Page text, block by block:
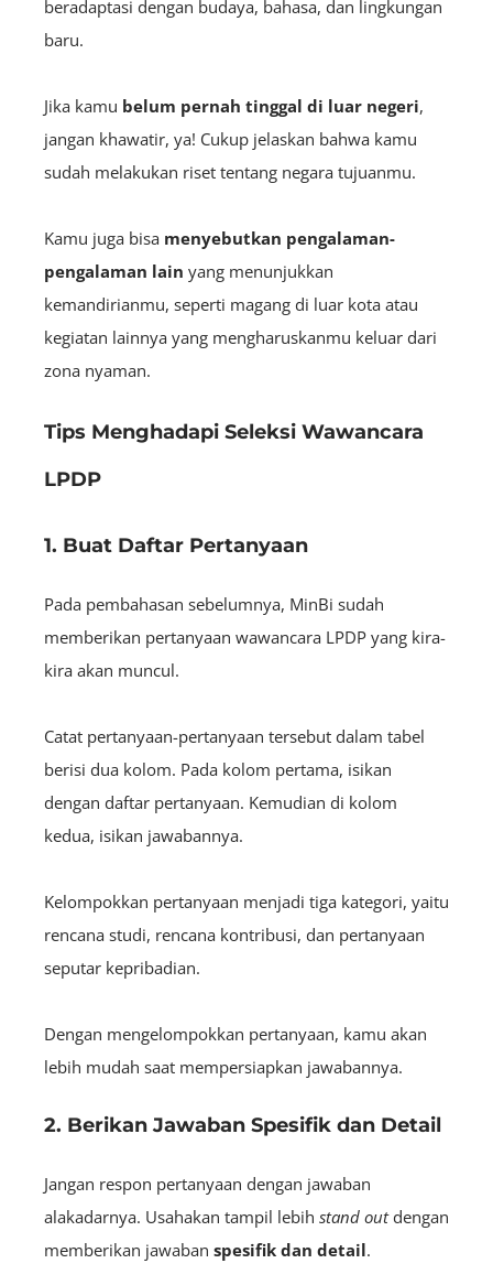
beradaptasi dengan budaya, bahasa, dan lingkungan
baru.
Jika kamu belum pernah tinggal di luar negeri,
jangan khawatir, ya! Cukup jelaskan bahwa kamu
sudah melakukan riset tentang negara tujuanmu.
Kamu juga bisa menyebutkan pengalaman-
pengalaman lain yang menunjukkan
kemandirianmu, seperti magang di luar kota atau
kegiatan lainnya yang mengharuskanmu keluar dari
zona nyaman.
Tips Menghadapi Seleksi Wawancara
LPDP
1. Buat Daftar Pertanyaan
Pada pembahasan sebelumnya, MinBi sudah
memberikan pertanyaan wawancara LPDP yang kira-
kira akan muncul.
Catat pertanyaan-pertanyaan tersebut dalam tabel
berisi dua kolom. Pada kolom pertama, isikan
dengan daftar pertanyaan. Kemudian di kolom
kedua, isikan jawabannya.
Kelompokkan pertanyaan menjadi tiga kategori, yaitu
rencana studi, rencana kontribusi, dan pertanyaan
seputar kepribadian.
Dengan mengelompokkan pertanyaan, kamu akan
lebih mudah saat mempersiapkan jawabannya.
2. Berikan Jawaban Spesifik dan Detail
Jangan respon pertanyaan dengan jawaban
alakadarnya. Usahakan tampil lebih stand outdengan
memberikan jawaban spesifik dan detail.